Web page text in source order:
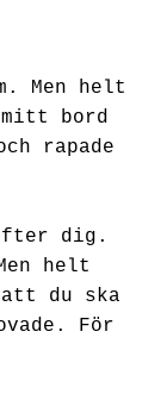
Men helt
bord
rapade
dig.
helt
du ska
För